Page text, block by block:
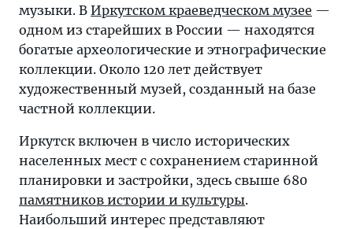
музыки. В Иркутском краеведческом музее —
одном из старейших в России — находятся
богатые археологические и этнографические
коллекции. Около 120 лет действует
художественный музей, созданный на базе
частной коллекции.
Иркутск включен в число исторических
населенных мест с сохранением старинной
планировки и застройки, здесь свыше 680
памятников истории и культуры.
Наибольший интерес представляют